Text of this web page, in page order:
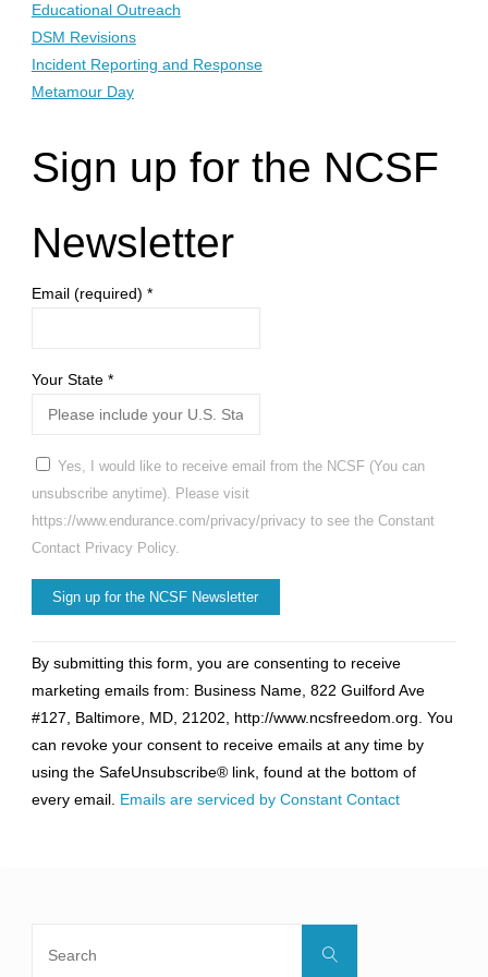
Educational Outreach
DSM Revisions
Incident Reporting and Response
Metamour Day
Sign up for the NCSF
Newsletter
Email (required) *
Your State *
Yes, I would like to receive email from the NCSF (You can
unsubscribe anytime). Please visit
https://www.endurance.com/privacy/privacy to see the Constant
Contact Privacy Policy.
Contact
Use.
Please
leave
this
field
By submitting this form, you are consenting to receive
marketing emails from: Business Name, 822 Guilford Ave
#127, Baltimore, MD, 21202, http://www.ncsfreedom.org. You
can revoke your consent to receive emails at any time by
using the SafeUnsubscribe® link, found at the bottom of
every email. Emails are serviced by Constant Contact
Search